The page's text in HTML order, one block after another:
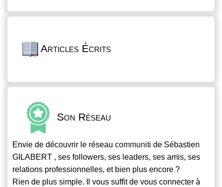
Articles Écrits
Son Réseau
Envie de découvrir le réseau communiti de Sébastien
GILABERT , ses followers, ses leaders, ses amis, ses
relations professionnelles, et bien plus encore ?
Rien de plus simple. Il vous suffit de vous connecter à